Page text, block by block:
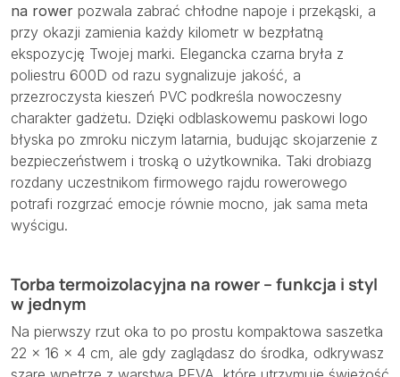
na rower pozwala zabrać chłodne napoje i przekąski, a
przy okazji zamienia każdy kilometr w bezpłatną
ekspozycję Twojej marki. Elegancka czarna bryła z
poliestru 600D od razu sygnalizuje jakość, a
przezroczysta kieszeń PVC podkreśla nowoczesny
charakter gadżetu. Dzięki odblaskowemu paskowi logo
błyska po zmroku niczym latarnia, budując skojarzenie z
bezpieczeństwem i troską o użytkownika. Taki drobiazg
rozdany uczestnikom firmowego rajdu rowerowego
potrafi rozgrzać emocje równie mocno, jak sama meta
wyścigu.
Torba termoizolacyjna na rower – funkcja i styl
w jednym
Na pierwszy rzut oka to po prostu kompaktowa saszetka
22 × 16 × 4 cm, ale gdy zaglądasz do środka, odkrywasz